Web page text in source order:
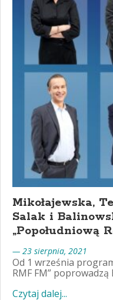
Mikołajewska,
Salak i
„Popołudniową
— 23 sierpnia, 2021
Od 1 września
RMF FM”
Czytaj dalej...